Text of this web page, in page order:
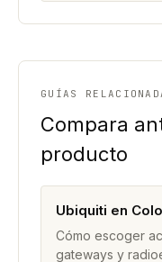
GUÍAS
Compara
producto
Ubiquiti en
Cómo escoger
gateways y